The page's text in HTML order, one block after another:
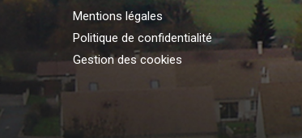
Mentions légales
Politique de confidentialité
Gestion des cookies